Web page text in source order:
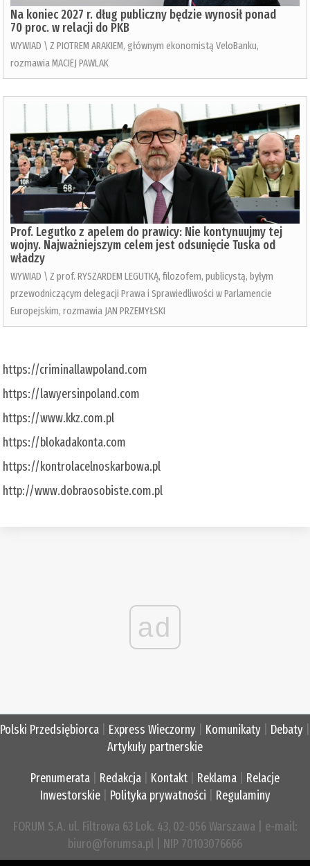
Na koniec 2027 r. dług publiczny będzie wynosił ponad
70 proc. w relacji do PKB
WYWIAD \ Z PIOTREM ARAKIEM, głównym ekonomistą VeloBanku,
rozmawia MACIEJ PAWLAK
Prof. Legutko z apelem do prawicy: Nie kontynuujmy tej
wojny. Najważniejszym celem jest odsunięcie Tuska od
władzy
WYWIAD \ Z prof. RYSZARDEM LEGUTKĄ, filozofem, publicystą, byłym
przewodniczącym delegacji Prawa i Sprawiedliwości w Parlamencie
Europejskim, rozmawia JAN PRZEMYŁSKI
https://criminallawpoland.com
https://lawyersinpoland.com
https://www.kkz.com.pl
https://blokadakonta.com
https://kontrolacelnoskarbowa.pl
http://www.dobraosobiste.com.pl
ad
Polski Przedsiębiorca Express Wieczorny Komunikaty Debaty
Artykuły partnerskie
Prenumerata Redakcja Kontakt Reklama
Relacje
Inwestorskie| Polityka prywatności Regulaminy
FORUM S.A. ul. Filtrowa 63 Lok. 43, 02-056 Warszawa | e-mail:
biuro@forumsa.pl | NIP 70103076666